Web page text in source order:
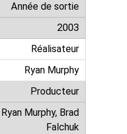
Année de sortie
2003
Réalisateur
Ryan Murphy
Producteur
Ryan Murphy, Brad
Falchuk